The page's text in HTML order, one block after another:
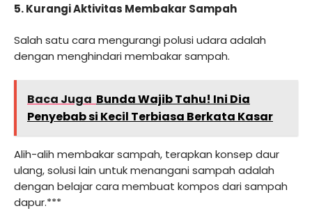
5. Kurangi Aktivitas Membakar Sampah
Salah satu cara mengurangi polusi udara adalah
dengan menghindari membakar sampah.
Baca Juga Bunda Wajib Tahu! Ini Dia
Penyebab si Kecil Terbiasa Berkata Kasar
Alih-alih membakar sampah, terapkan konsep daur
ulang, solusi lain untuk menangani sampah adalah
dengan belajar cara membuat kompos dari sampah
dapur.***